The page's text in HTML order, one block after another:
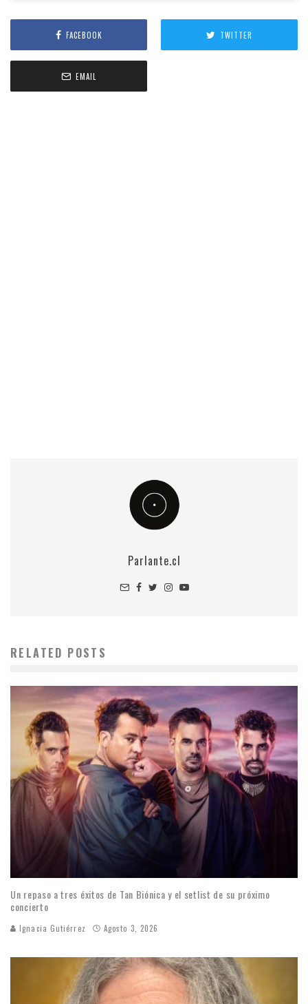
FACEBOOK TWITTER
EMAIL
Parlante.cl
RELATED POSTS
Un repaso a tres éxitos de Tan Biónica y el setlist de su próximo
concierto
Ignacia Gutiérrez Agosto 3, 2026